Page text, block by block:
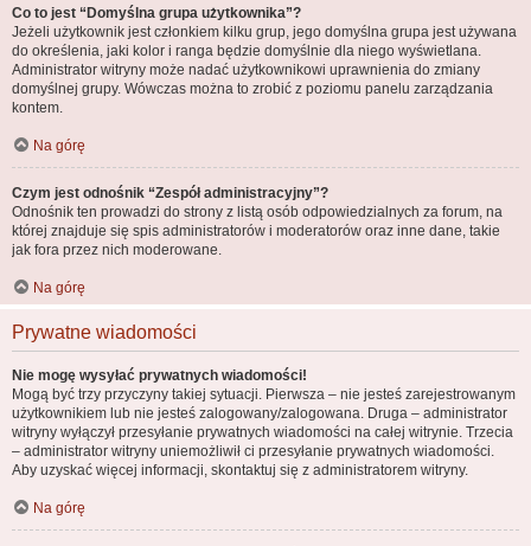
Co to jest “Domyślna grupa użytkownika”?
Jeżeli użytkownik jest członkiem kilku grup, jego domyślna grupa jest używana
do określenia, jaki kolor i ranga będzie domyślnie dla niego wyświetlana.
Administrator witryny może nadać użytkownikowi uprawnienia do zmiany
domyślnej grupy. Wówczas można to zrobić z poziomu panelu zarządzania
kontem.
Na górę
Czym jest odnośnik “Zespół administracyjny”?
Odnośnik ten prowadzi do strony z listą osób odpowiedzialnych za forum, na
której znajduje się spis administratorów i moderatorów oraz inne dane, takie
jak fora przez nich moderowane.
Na górę
Prywatne wiadomości
Nie mogę wysyłać prywatnych wiadomości!
Mogą być trzy przyczyny takiej sytuacji. Pierwsza – nie jesteś zarejestrowanym
użytkownikiem lub nie jesteś zalogowany/zalogowana. Druga – administrator
witryny wyłączył przesyłanie prywatnych wiadomości na całej witrynie. Trzecia
– administrator witryny uniemożliwił ci przesyłanie prywatnych wiadomości.
Aby uzyskać więcej informacji, skontaktuj się z administratorem witryny.
Na górę